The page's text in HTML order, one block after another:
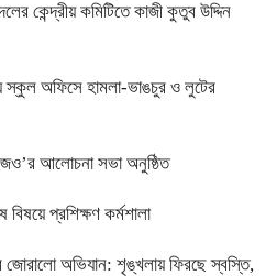
কেন্দ্রীয় কমিটিতে কাজী কুতুব উদ্দিন
স্কুল অফিসে হামলা-ভাঙচুর ও লুটের
আলোচনা সভা অনুষ্ঠিত
বিষয়ে প্রশিক্ষণ কর্মশালা
জোরালো অভিযান: শৃঙ্খলায় ফিরছে স্বস্তি,